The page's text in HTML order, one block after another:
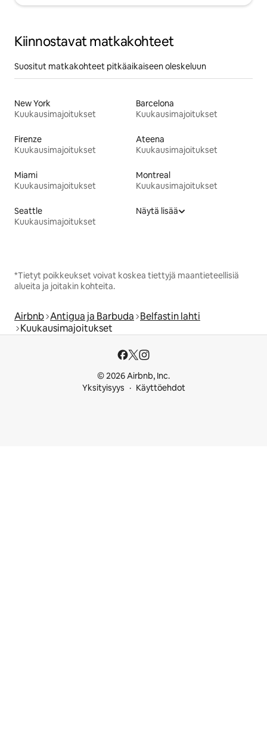
Kiinnostavat matkakohteet
Suositut matkakohteet pitkäaikaiseen oleskeluun
New York
Kuukausimajoitukset
Barcelona
Kuukausimajoitukset
Firenze
Kuukausimajoitukset
Ateena
Kuukausimajoitukset
Miami
Kuukausimajoitukset
Montreal
Kuukausimajoitukset
Seattle
Kuukausimajoitukset
Näytä lisää
*Tietyt poikkeukset voivat koskea tiettyjä maantieteellisiä
alueita ja joitakin kohteita.
Airbnb Antigua ja Barbuda Belfastin lahti
Kuukausimajoitukset
© 2026 Airbnb, Inc.
Yksityisyys
Käyttöehdot